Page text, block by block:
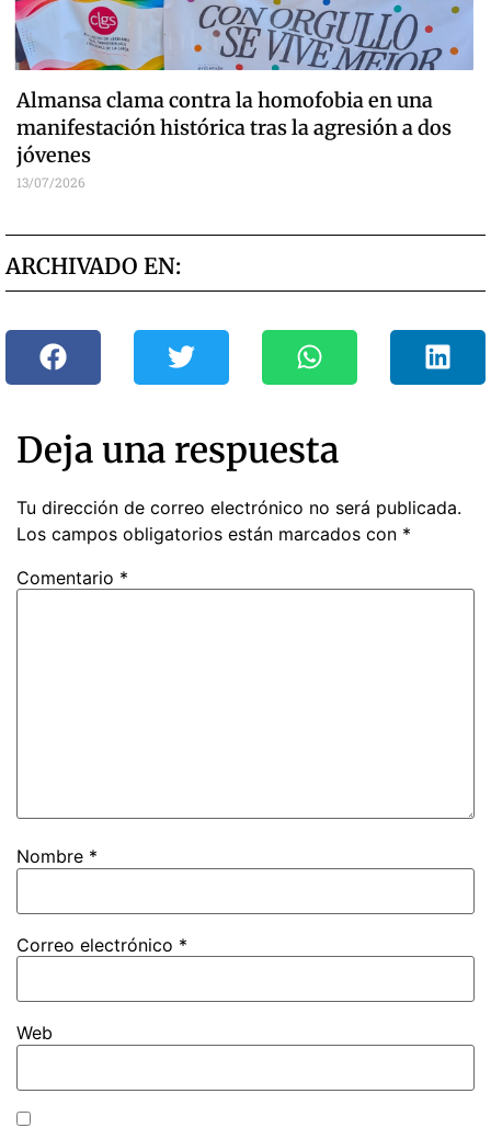
Almansa clama contra la homofobia en una
manifestación histórica tras la agresión a dos
jóvenes
13/07/2026
ARCHIVADO EN:
Deja una respuesta
Tu dirección de correo electrónico no será publicada.
Los campos obligatorios están marcados con *
Comentario *
Nombre *
Correo electrónico *
Web